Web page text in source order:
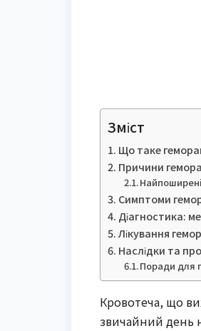
Зміст
Що таке
Причини
Симптоми
Діагностика:
Лікування
Наслідки та
Поради для
Кровотеча, що
звичайний день